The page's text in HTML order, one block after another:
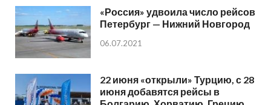
«Россия» удвоила число рейсов
Петербург — Нижний Новгород
06.07.2021
22 июня «открыли» Турцию, с 28
июня добавятся рейсы в